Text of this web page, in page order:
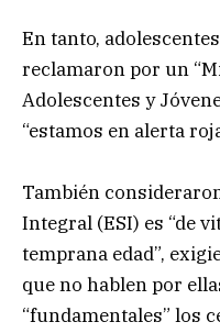
En tanto,
reclamaron por un
Adolescentes y
“estamos en alerta
También
Integral (ESI) es “de
temprana edad”,
que no hablen por
“fundamentales” los